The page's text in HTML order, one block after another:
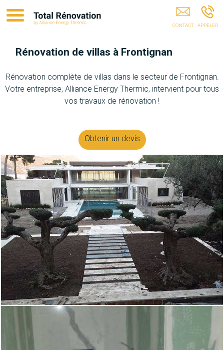
Entreprise RGE CASTELNAU-LE-LEZ
Rénovation de villas à Frontignan
Rénovation complète de villas dans le secteur de Frontignan.
Votre entreprise, Alliance Energy Thermic, intervient pour tous
vos travaux de rénovation !
Obtenir un devis